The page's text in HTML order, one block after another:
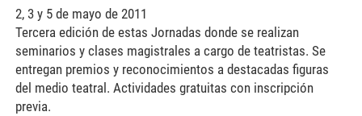
2, 3 y 5 de mayo de 2011
Tercera edición de estas Jornadas donde se realizan
seminarios y clases magistrales a cargo de teatristas. Se
entregan premios y reconocimientos a destacadas figuras
del medio teatral. Actividades gratuitas con inscripción
previa.